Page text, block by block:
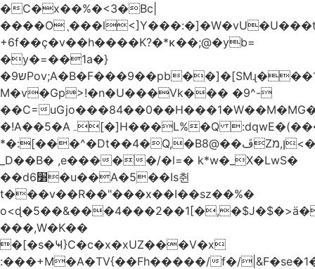
�C�x��%�<3�Bc|
+6f��ç�v��h����K?�*κ��;@�yb=
�y�=��1a�}
�ש9Pov;A�B�F���9��pb��]�[SMɻ���1v-
M�v�Gp>!�n�U���Vk��� �9^-
��C=
�!A��5�Aہ[�]H���L%�Q :dqwE�(���q��X�.bc�1d��\��#X�4��W�� Ldg
*�:[���^�Dt��4�Q,�B8@��ڦZן,מ<�oJ���ލ:�#���YLmh�Y?
_D��B� ,e�����/�l=� k*w�_X�LwS�
��d6׸�u��A�5ׅ��Is췬
t���v��R��"���x��I��sz��%�
���,W�K��
�[�s�Ҹ}C�c�x�xUZ���V�x
:���+M�A�TV{��Fh�����/f�/|&F�